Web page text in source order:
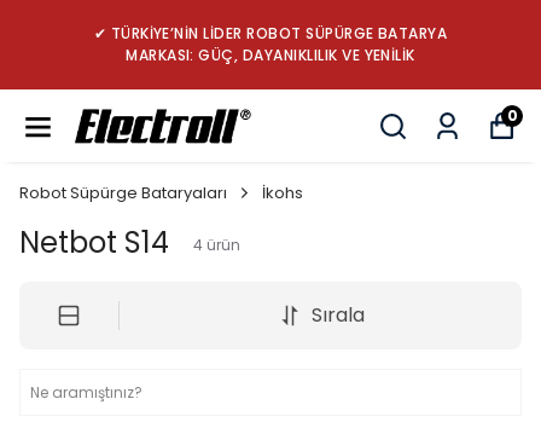
✔ TÜRKİYE’NİN LİDER ROBOT SÜPÜRGE BATARYA
MARKASI: GÜÇ, DAYANIKLILIK VE YENİLİK
0
Robot Süpürge Bataryaları İkohs
Netbot S14 4 ürün
Sırala